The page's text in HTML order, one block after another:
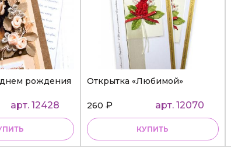
рождения
арт. 12428
Открытка «Любимой»
260 ₽ арт. 12070
КУПИТЬ